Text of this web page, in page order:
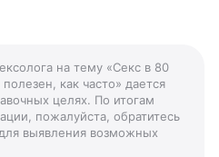
на тему «Секс в 80
как часто» дается
целях. По итогам
пожалуйста, обратитесь
выявления возможных